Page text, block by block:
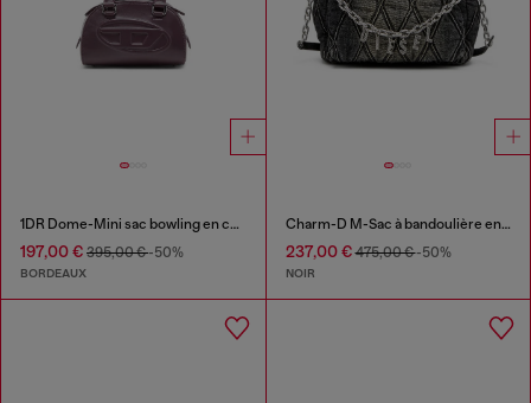
1DR Dome-Mini sac bowling en cuir
197,00 € 395,00 €-50%
BORDEAUX
Charm-D M-Sac à bandoulière en denim matelassé
237,00 €475,00 €-50%
NOIR